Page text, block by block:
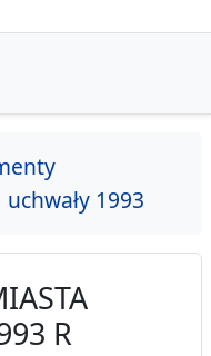
uchwały 1993
R